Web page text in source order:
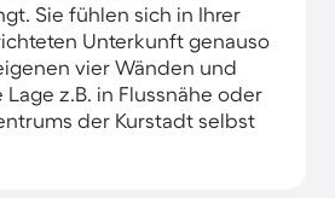
Sie fühlen sich in Ihrer
Unterkunft genauso
vier Wänden und
z.B. in Flussnähe oder
der Kurstadt selbst